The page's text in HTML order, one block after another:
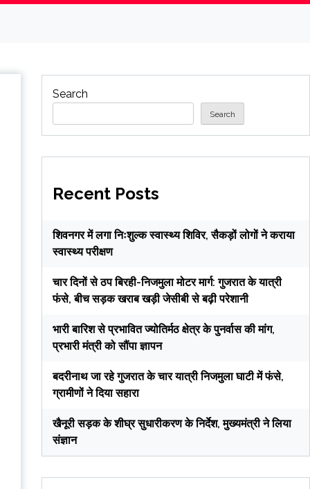
Search
Search
Recent Posts
शिवनगर में लगा निःशुल्क स्वास्थ्य शिविर, सैकड़ों लोगों ने कराया
स्वास्थ्य परीक्षण
चार दिनों से ठप बिरही-निजमुला मोटर मार्ग: गुजरात के यात्री
फंसे, बीच सड़क खराब खड़ी जेसीबी से बढ़ी परेशानी
भारी बारिश से प्रभावित ज्योतिर्मठ क्षेत्र के पुनर्वास की मांग,
प्रभारी मंत्री को सौंपा ज्ञापन
बदरीनाथ जा रहे गुजरात के चार यात्री निजमुला घाटी में फंसे,
ग्रामीणों ने दिया सहारा
खैनूरी सड़क के शीघ्र सुधारीकरण के निर्देश, मुख्यमंत्री ने लिया
संज्ञान